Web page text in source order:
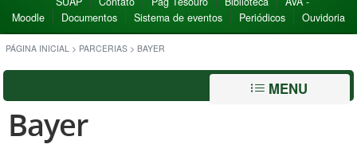
Moodle
Documentos Sistema de eventos Periódicos Ouvidoria
PÁGINA INICIAL > PARCERIAS > BAYER
MENU
Bayer